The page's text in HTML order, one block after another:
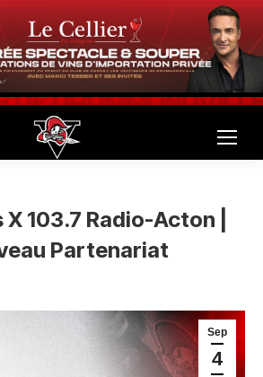
103.7 Radio-Acton |
Partenariat
Sep
4